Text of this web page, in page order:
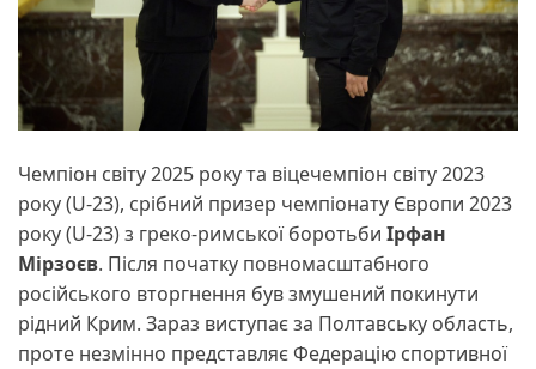
Чемпіон світу 2025 року та віцечемпіон світу 2023
року (U-23), срібний призер чемпіонату Європи 2023
року (U-23) з греко-римської боротьби Ірфан
Мірзоєв. Після початку повномасштабного
російського вторгнення був змушений покинути
рідний Крим. Зараз виступає за Полтавську область,
проте незмінно представляє Федерацію спортивної